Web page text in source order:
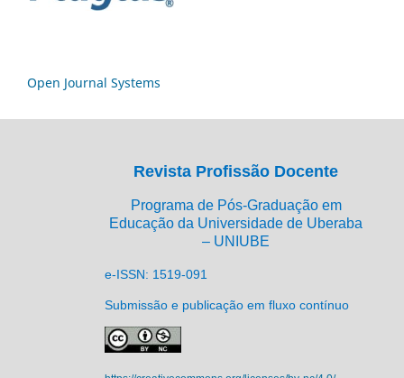
Open Journal Systems
Revista Profissão Docente
Programa de Pós-Graduação em
Educação da Universidade de Uberaba
– UNIUBE
e-ISSN: 1519-091
Submissão e publicação em fluxo contínuo